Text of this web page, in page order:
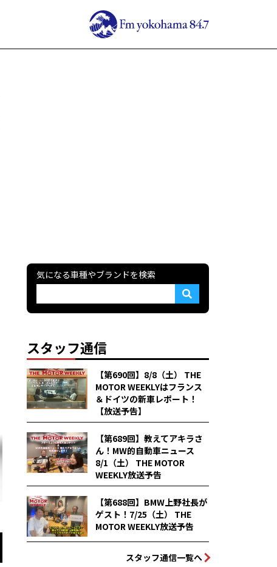
気になる車種やブランドを検索
スタッフ通信
【第690回】8/8（土） THE
MOTOR WEEKLYはフランス
＆ドイツの新車レポート！
【放送予告】
【第689回】教えてアキラさ
ん！MW的自動車ニュース
8/1（土） THE MOTOR
WEEKLY放送予告
【第688回】BMW上野社長が
ゲスト！7/25（土） THE
MOTOR WEEKLY放送予告
スタッフ通信一覧へ